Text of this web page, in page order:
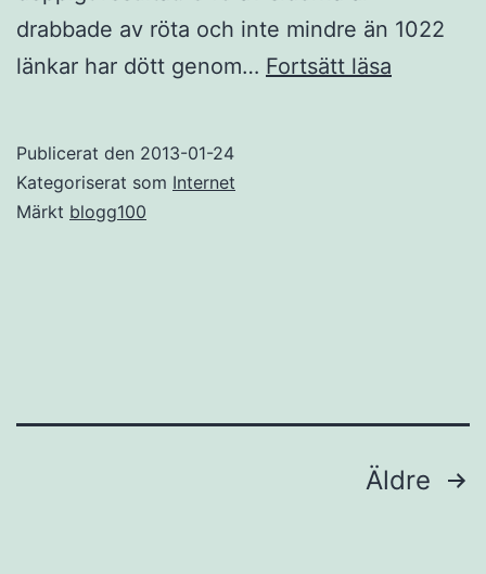
drabbade av röta och inte mindre än 1022
länkar har dött genom… Fortsätt läsa
Publicerat den 2013-01-24
Kategoriserat som Internet
Märkt blogg100
Äldre